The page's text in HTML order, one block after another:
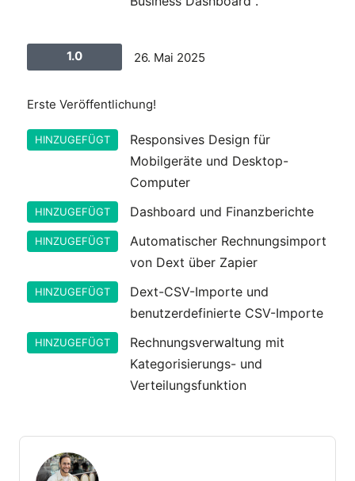
1.0 26. Mai 2025
Erste Veröffentlichung!
HINZUGEFÜGT
Responsives Design für
Mobilgeräte und Desktop-
Computer
HINZUGEFÜGT Dashboard und Finanzberichte
HINZUGEFÜGT
Automatischer Rechnungsimport
von Dext über Zapier
HINZUGEFÜGT
Dext-CSV-Importe und
benutzerdefinierte CSV-Importe
HINZUGEFÜGT
Rechnungsverwaltung mit
Kategorisierungs- und
Verteilungsfunktion